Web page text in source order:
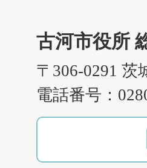
古河市役所
〒306-0291 茨
電話番号：